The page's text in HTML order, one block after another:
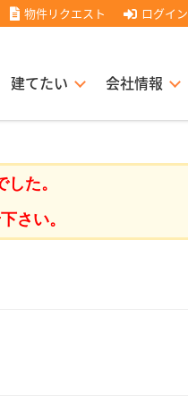
物件リクエスト ログイン
建てたい 会社情報
経営理念
宅販売協力店募集
た。
さい。